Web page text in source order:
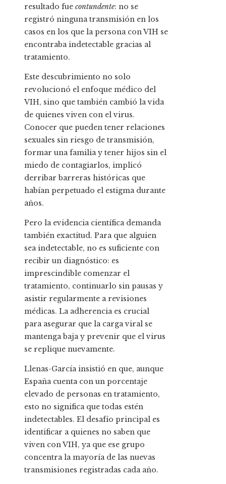
resultado fue contundente: no se
registró ninguna transmisión en los
casos en los que la persona con VIH se
encontraba indetectable gracias al
tratamiento.
Este descubrimiento no solo
revolucionó el enfoque médico del
VIH, sino que también cambió la vida
de quienes viven con el virus.
Conocer que pueden tener relaciones
sexuales sin riesgo de transmisión,
formar una familia y tener hijos sin el
miedo de contagiarlos, implicó
derribar barreras históricas que
habían perpetuado el estigma durante
años.
Pero la evidencia científica demanda
también exactitud. Para que alguien
sea indetectable, no es suficiente con
recibir un diagnóstico: es
imprescindible comenzar el
tratamiento, continuarlo sin pausas y
asistir regularmente a revisiones
médicas. La adherencia es crucial
para asegurar que la carga viral se
mantenga baja y prevenir que el virus
se replique nuevamente.
Llenas-García insistió en que, aunque
España cuenta con un porcentaje
elevado de personas en tratamiento,
esto no significa que todas estén
indetectables. El desafío principal es
identificar a quienes no saben que
viven con VIH, ya que ese grupo
concentra la mayoría de las nuevas
transmisiones registradas cada año.